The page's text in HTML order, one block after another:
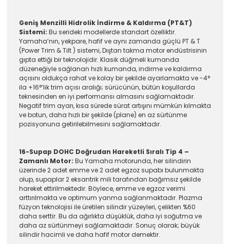
Geniş Menzilli Hidrolik İndirme & Kaldırma (PT&T)
Sistemi: Bu serideki modellerde standart özelliktir.
Yamaha’nın, yekpare, hafif ve aynı zamanda güçlü PT & T
(Power Trim & Tilt ) sistemi, Dıştan takma motor endüstrisinin
gıpta ettiği bir teknolojidir. Klasik düğmeli kumanda
düzeneğiyle sağlanan hızlı kumanda, indirme ve kaldırma
açısını oldukça rahat ve kolay bir şekilde ayarlamakta ve -4°
ila +16°’lik trim açısı aralığı; sürücünün, bütün koşullarda
teknesinden en iyi performansı almasını sağlamaktadır.
Negatif trim ayarı, kısa sürede sürat artışını mümkün kılmakta
ve botun, daha hızlı bir şekilde (plane) en az sürtünme
pozisyonuna getirilebilmesini sağlamaktadır.
16-Supap DOHC Doğrudan Hareketli Sıralı Tip 4 –
Zamanlı Motor: Bu Yamaha motorunda, her silindirin
üzerinde 2 adet emme ve 2 adet egzoz supabı bulunmakta
olup, supaplar 2 eksantrik mili tarafından bağımsız şekilde
hareket ettirilmektedir. Böylece, emme ve egzoz verimi
arttırılmakta ve optimum yanma sağlanmaktadır. Plazma
füzyon teknolojisi ile üretilen silindir yüzeyleri, çelikten %60
daha serttir. Bu da ağırlıkta düşüklük, daha iyi soğutma ve
daha az sürtünmeyi sağlamaktadır. Sonuç olarak; büyük
silindir hacimli ve daha hafif motor demektir.